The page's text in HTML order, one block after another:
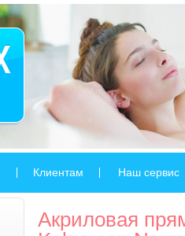
Клиентам Наш сервис
Акриловая